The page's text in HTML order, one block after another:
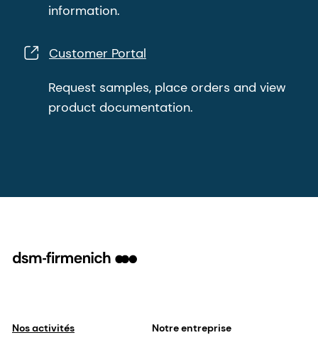
information.
Customer Portal
Request samples, place orders and view
product documentation.
Nos activités Notre entreprise